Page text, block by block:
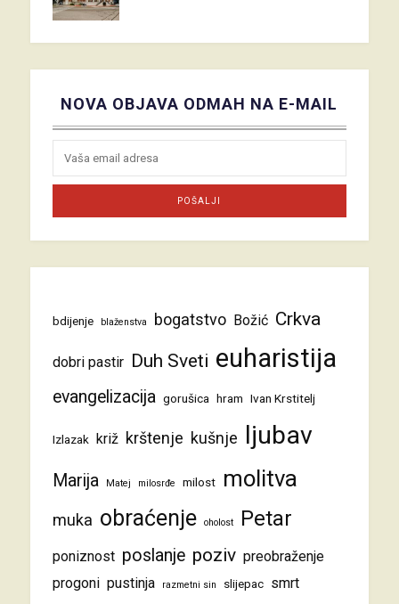
NOVA OBJAVA ODMAH NA E-MAIL
bdijenje blaženstva bogatstvo Božić Crkva
dobri pastir Duh Sveti euharistija
evangelizacija gorušica hram Ivan Krstitelj
Izlazak križ krštenje kušnje ljubav
Marija Matej milosrđe milost molitva
muka obraćenje oholost Petar
poniznost poslanje poziv preobraženje
progoni pustinja razmetni sin slijepac smrt